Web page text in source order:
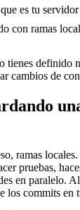
es tu servidor
con ramas
tienes definido
cambios de
ramas
pruebas,
en paralelo.
los commits en